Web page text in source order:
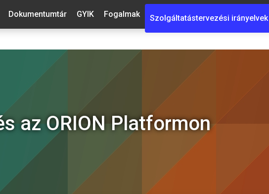
Dokumentumtár GYIK Fogalmak Szolgáltatástervezési irányelvek
az ORION Platformon